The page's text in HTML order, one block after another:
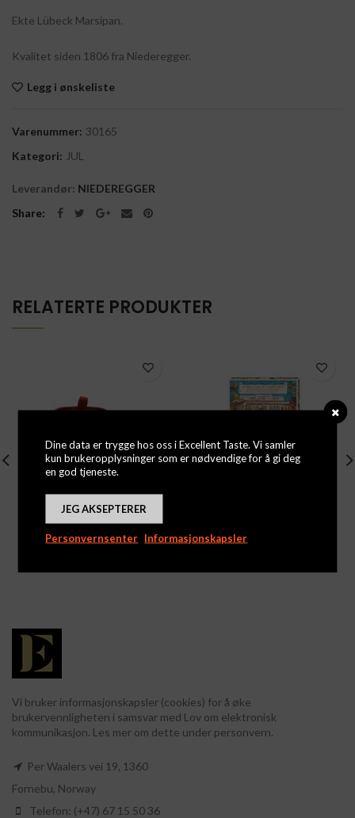
Ekte Lübeck Marsipan.
Kvalitet siden 1806 fra Niederegger.
Legg i ønskeliste
Varenummer: 30165
Kategori: JUL
Leverandør: NIEDEREGGER
Share
RELATERTE PRODUKTER
Hazelnut Truffles
Lübeck Cafè
Vi bruker informasjonskapsler (cookies) for å øke
brukervennligheten i samsvar med Lov om elektronisk
kommunikasjon. Les mer om dette under personvern.
Per Waalers vei 19, 1360
Fornebu, Norway
Telefon: (+47) 67 15 50 36
Dine data er trygge hos oss i Excellent Taste. Vi samler
kun brukeropplysninger som er nødvendige for å gi deg
en god tjeneste.
JEG AKSEPTERER
Personvernsenter Informasjonskapsler